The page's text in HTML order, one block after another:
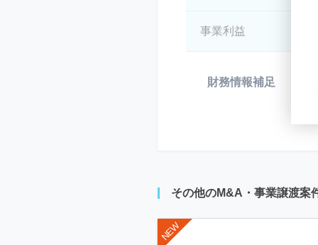
事業利益
財務情報補足
その他のM&A・事業譲渡案